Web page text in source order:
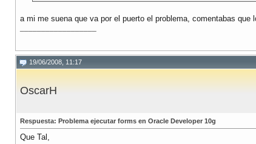
a mi me suena que va por el puerto el problema, comentabas
19/06/2008, 11:17
OscarH
Respuesta: Problema ejecutar forms en Oracle Developer 10g
Que Tal,